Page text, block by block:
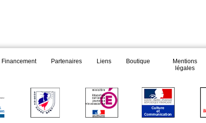
Financement Partenaires Liens Boutique
Mentions
légales